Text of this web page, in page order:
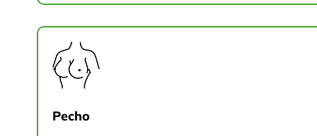
Pecho